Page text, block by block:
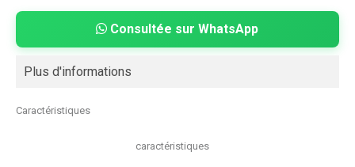
Consultée sur WhatsApp
Plus d'informations
Caractéristiques
caractéristiques